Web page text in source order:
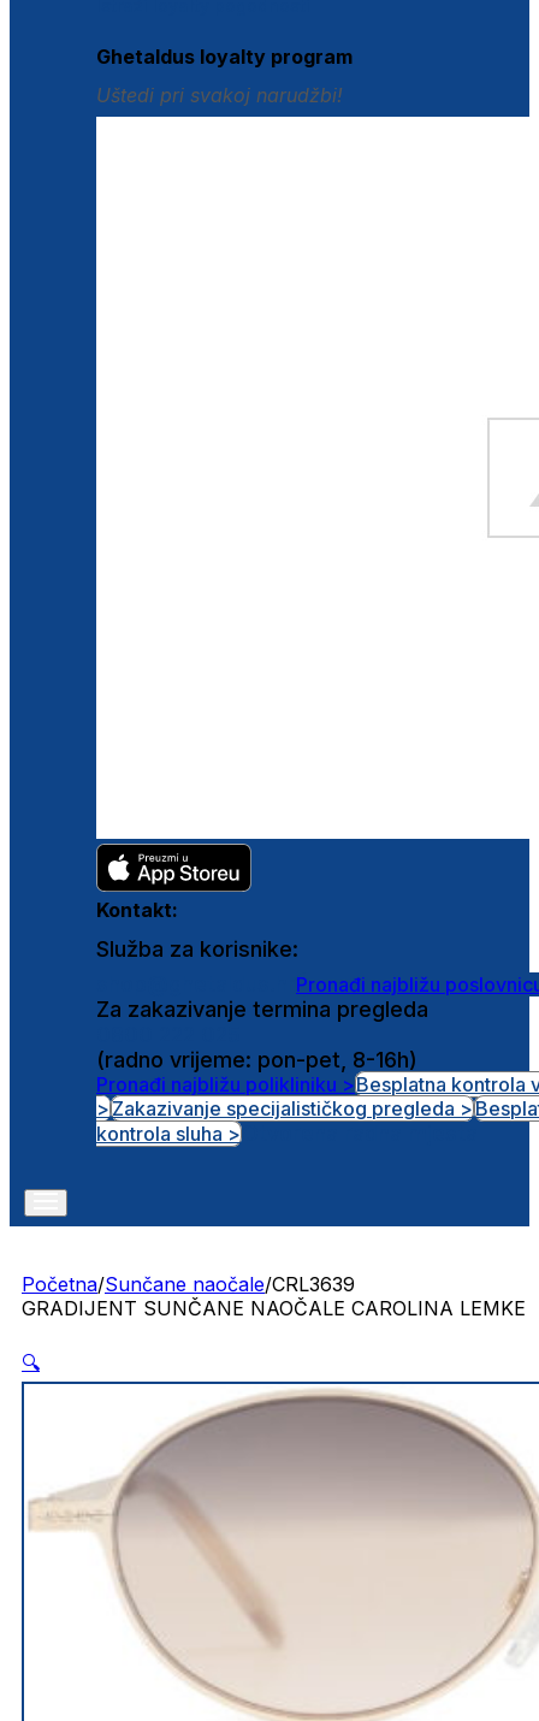
Ghetaldus loyalty program
Uštedi pri svakoj narudžbi!
Kontakt:
Služba za korisnike:
Pronađi najbližu
Za zakazivanje termina pregleda
(radno vrijeme: pon-pet, 8-16h)
Pronađi najbližu polikliniku >Besplatna kontrola
>Zakazivanje specijalističkog pregleda >
kontrola sluha >
Početna/Sunčane naočale/CRL3639
GRADIJENT SUNČANE NAOČALE CAROLINA LEMKE
🔍